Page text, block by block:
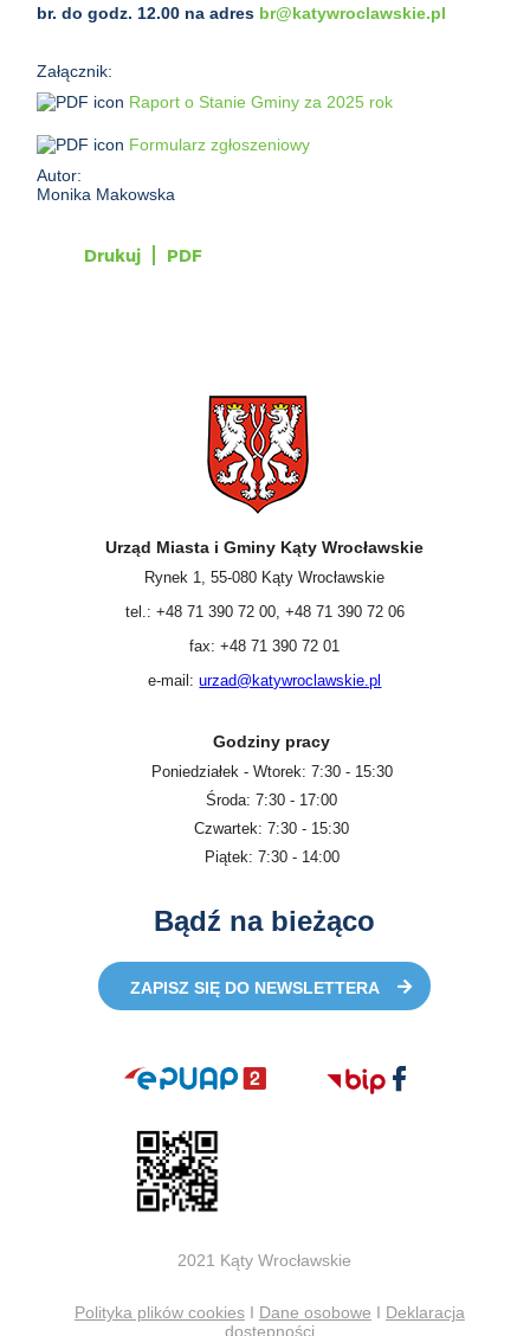
br. do godz. 12.00 na adres br@katywroclawskie.pl
Załącznik:
Raport o Stanie Gminy za 2025 rok
Formularz zgłoszeniowy
Autor:
Monika Makowska
Drukuj PDF
Urząd Miasta i Gminy Kąty Wrocławskie
Rynek 1, 55-080 Kąty Wrocławskie
tel.: +48 71 390 72 00, +48 71 390 72 06
fax: +48 71 390 72 01
e-mail:urzad@katywroclawskie.pl
Godziny pracy
Poniedziałek - Wtorek: 7:30 - 15:30
Środa: 7:30 - 17:00
Czwartek: 7:30 - 15:30
Piątek: 7:30 - 14:00
Bądź na bieżąco
ZAPISZ SIĘ DO NEWSLETTERA
2021 Kąty Wrocławskie
Polityka plików cookiesI Dane osobowe I Deklaracja
dostępności